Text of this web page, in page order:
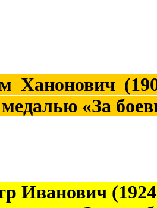
Ханонович
«За
Иванович